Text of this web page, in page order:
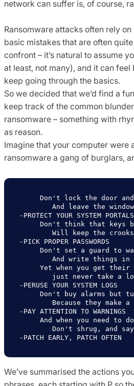
network can suffer is, of course,
Ransomware attacks often rely
basic mistakes that are often
confront – it’s natural to assume
at least, not many), and it can
keep going through the basics.
So we decided that we’d find a
keep track of the common
ransomware – something with
as reason.
Imagine that your computer were
ransomware a gang of burglars,
-PROTECT YOUR SYSTEM PORTALS
-PICK PROPER PASSWORDS
-PERUSE YOUR SYSTEM LOGS
-PAY ATTENTION TO WARNINGS
We’ve summarised the actions